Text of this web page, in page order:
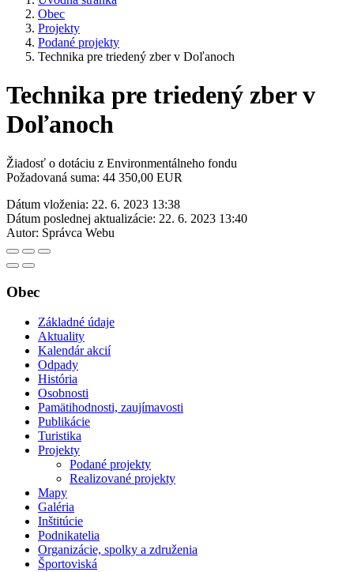
Obec
Projekty
Podané projekty
Technika pre triedený zber v Doľanoch
Technika pre triedený zber v
Doľanoch
Žiadosť o dotáciu z Environmentálneho fondu
Požadovaná suma: 44 350,00 EUR
Dátum vloženia: 22. 6. 2023 13:38
Dátum poslednej aktualizácie: 22. 6. 2023 13:40
Autor: Správca Webu
Obec
Základné údaje
Aktuality
Kalendár akcií
Odpady
História
Osobnosti
Pamätihodnosti, zaujímavosti
Publikácie
Turistika
Projekty
Podané projekty
Realizované projekty
Mapy
Galéria
Inštitúcie
Podnikatelia
Organizácie, spolky a združenia
Športoviská